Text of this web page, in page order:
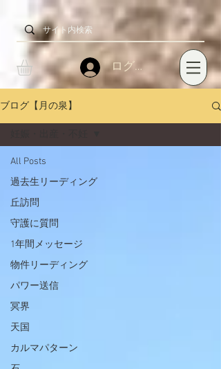
ログイン
ブログ【月の泉】
All Posts
過去生リーディング
丘訪問
守護に質問
1年間メッセージ
物件リーディング
パワー送信
冥界
天国
カルマパターン